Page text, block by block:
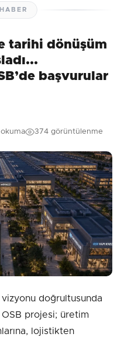
?
İlk yorumu siz yapın!
tarihi dönüşüm
başvurular
374 görüntülenme
doğrultusunda
OSB projesi; üretim
lojistikten